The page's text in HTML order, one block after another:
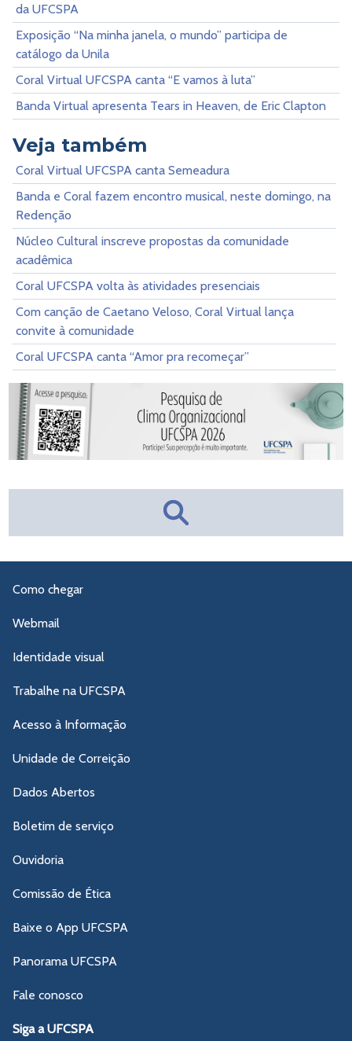
da UFCSPA
Exposição “Na minha janela, o mundo” participa de
catálogo da Unila
Coral Virtual UFCSPA canta “E vamos à luta”
Banda Virtual apresenta Tears in Heaven, de Eric Clapton
Veja também
Coral Virtual UFCSPA canta Semeadura
Banda e Coral fazem encontro musical, neste domingo, na
Redenção
Núcleo Cultural inscreve propostas da comunidade
acadêmica
Coral UFCSPA volta às atividades presenciais
Com canção de Caetano Veloso, Coral Virtual lança
convite à comunidade
Coral UFCSPA canta “Amor pra recomeçar”
Como chegar
Webmail
Identidade visual
Trabalhe na UFCSPA
Acesso à Informação
Unidade de Correição
Dados Abertos
Boletim de serviço
Ouvidoria
Comissão de Ética
Baixe o App UFCSPA
Panorama UFCSPA
Fale conosco
Siga a UFCSPA